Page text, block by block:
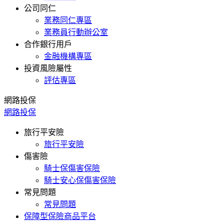
公司同仁
業務同仁專區
業務員行動辦公室
合作銀行用戶
金融機構專區
投資風險屬性
評估專區
網路投保
網路投保
旅行平安險
旅行平安險
傷害險
騎士保傷害保險
騎士安心保傷害保險
常見問題
常見問題
保障型保險商品平台